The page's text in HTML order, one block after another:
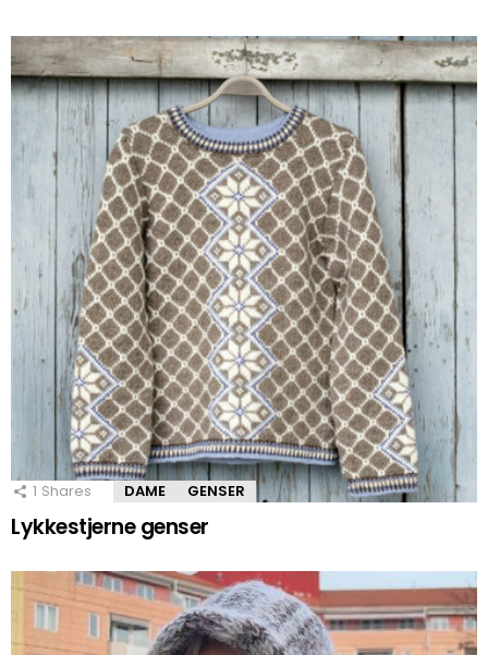
1 Shares DAME GENSER
Lykkestjerne genser